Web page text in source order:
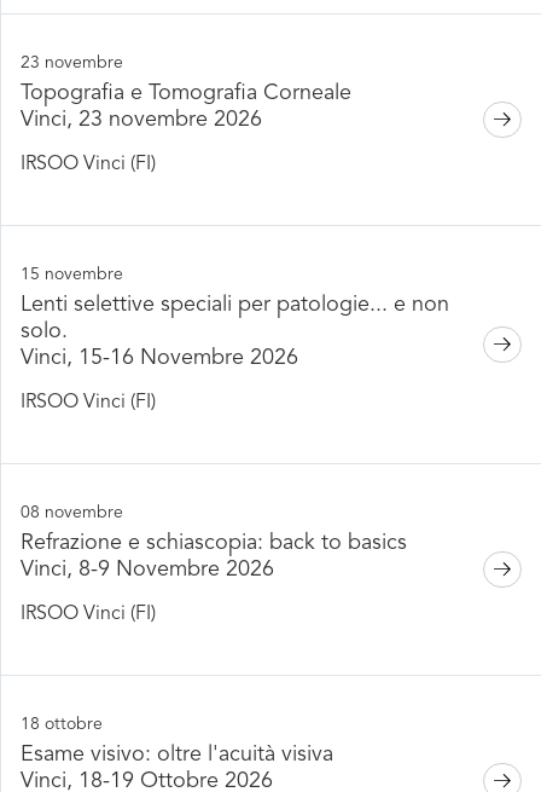
23 novembre
Topografia e Tomografia Corneale
Vinci, 23 novembre 2026
IRSOO Vinci (FI)
15 novembre
Lenti selettive speciali per patologie... e non
solo.
Vinci, 15-16 Novembre 2026
IRSOO Vinci (FI)
08 novembre
Refrazione e schiascopia: back to basics
Vinci, 8-9 Novembre 2026
IRSOO Vinci (FI)
18 ottobre
Esame visivo: oltre l'acuità visiva
Vinci, 18-19 Ottobre 2026